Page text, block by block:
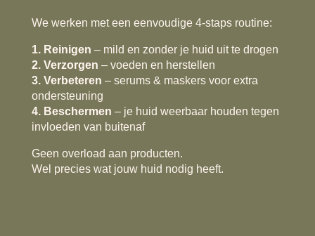
We werken met een eenvoudige 4-staps routine:
1. Reinigen – mild en zonder je huid uit te drogen
2. Verzorgen – voeden en herstellen
3. Verbeteren – serums & maskers voor extra
ondersteuning
4. Beschermen – je huid weerbaar houden tegen
invloeden van buitenaf
Geen overload aan producten.
Wel precies wat jouw huid nodig heeft.